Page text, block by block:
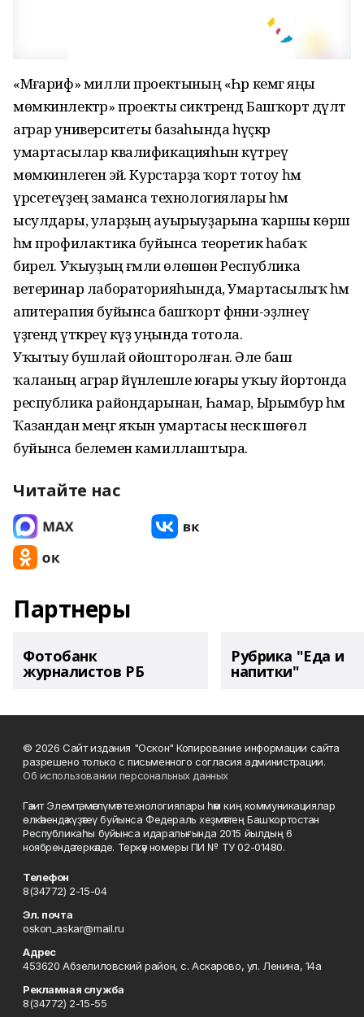
«Мәғариф» милли проектының «Һәр кемгә яңы
мөмкинлектәр» проекты сиктәрендә Башҡорт дәүләт
аграр университеты базаһында һәүәҫкәр
умартасылар квалификацияһын күтәреү
мөмкинлегенә эйә. Курстарҙа ҡорт тотоу һәм
үрсетеүҙең заманса технологиялары һәм
ысулдары, уларҙың ауырыуҙарына ҡаршы көрәш
һәм профилактика буйынса теоретик һабаҡ
бирелә. Уҡыуҙың ғәмәли өлөшөн Республика
ветеринар лабораторияһында, Умартасылыҡ һәм
апитерапия буйынса башҡорт фәнни-эҙләнеү
үҙәгендә үткәреү күҙ уңында тотола.
Уҡытыу бушлай ойошторолған. Әле баш
ҡаланың аграр йүнәлешле юғары уҡыу йортонда
республика райондарынан, Һамар, Ырымбур һәм
Ҡазандан меңгә яҡын умартасы нескә шөғөл
буйынса белемен камиллаштыра.
Читайте нас
Партнеры
Фотобанк
журналистов РБ
Рубрика "Еда и
напитки"
© 2026 Сайт издания "Оскон" Копирование информации сайта
разрешено только с письменного согласия администрации.
Об использовании персональных данных
Гәзит Элемтә, мәғлүмәт технологиялары һәм киң коммуникациялар
өлкәһендә күҙәтеү буйынса Федераль хеҙмәттең Башҡортостан
Республикаһы буйынса идаралығында 2015 йылдың 6
ноябрендә теркәлде. Теркәү номеры ПИ № ТУ 02-01480.
Телефон
8(34772) 2-15-04
Эл. почта
oskon_askar@mail.ru
Адрес
453620 Абзелиловский район, с. Аскарово, ул. Ленина, 14а
Рекламная служба
8(34772) 2-15-55